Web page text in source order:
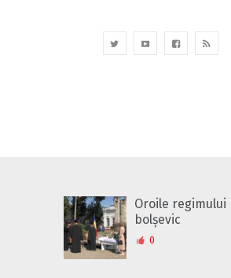
Oroile regimului
bolșevic
0